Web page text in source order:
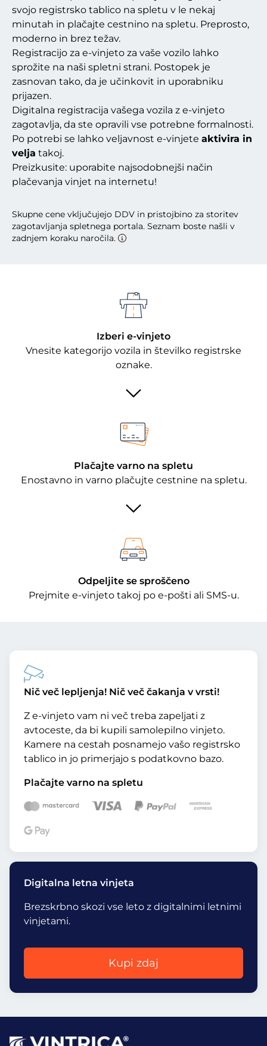
svojo registrsko tablico na spletu v le nekaj
minutah in plačajte cestnino na spletu. Preprosto,
moderno in brez težav.
Registracijo za e-vinjeto za vaše vozilo lahko
sprožite na naši spletni strani. Postopek je
zasnovan tako, da je učinkovit in uporabniku
prijazen.
Digitalna registracija vašega vozila z e-vinjeto
zagotavlja, da ste opravili vse potrebne formalnosti.
Po potrebi se lahko veljavnost e-vinjete aktivira in
velja takoj.
Preizkusite: uporabite najsodobnejši način
plačevanja vinjet na internetu!
Skupne cene vključujejo DDV in pristojbino za storitev
zagotavljanja spletnega portala. Seznam boste našli v
zadnjem koraku naročila.
Izberi e-vinjeto
Vnesite kategorijo vozila in številko registrske
oznake.
Plačajte varno na spletu
Enostavno in varno plačujte cestnine na spletu.
Odpeljite se sproščeno
Prejmite e-vinjeto takoj po e-pošti ali SMS-u.
Nič več lepljenja! Nič več čakanja v vrsti!
Z e-vinjeto vam ni več treba zapeljati z
avtoceste, da bi kupili samolepilno vinjeto.
Kamere na cestah posnamejo vašo registrsko
tablico in jo primerjajo s podatkovno bazo.
Plačajte varno na spletu
Digitalna letna vinjeta
Brezskrbno skozi vse leto z digitalnimi letnimi
vinjetami.
Kupi zdaj